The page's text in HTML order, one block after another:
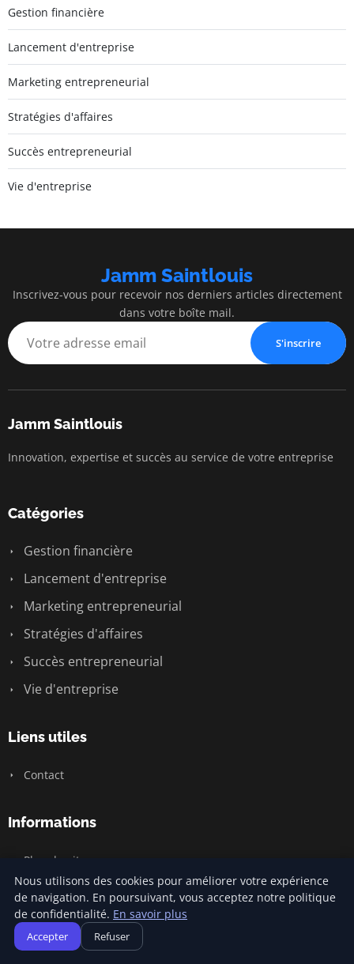
Gestion financière
Lancement d'entreprise
Marketing entrepreneurial
Stratégies d'affaires
Succès entrepreneurial
Vie d'entreprise
Jamm Saintlouis
Inscrivez-vous pour recevoir nos derniers articles directement
dans votre boîte mail.
S'inscrire
Jamm Saintlouis
Innovation, expertise et succès au service de votre entreprise
Catégories
Gestion financière
Lancement d'entreprise
Marketing entrepreneurial
Stratégies d'affaires
Succès entrepreneurial
Vie d'entreprise
Liens utiles
Contact
Informations
Plan du site
© 2026 Jamm Saintlouis. Tous droits réservés.
Nous utilisons des cookies pour améliorer votre expérience
de navigation. En poursuivant, vous acceptez notre politique
de confidentialité. En savoir plus
Accepter Refuser